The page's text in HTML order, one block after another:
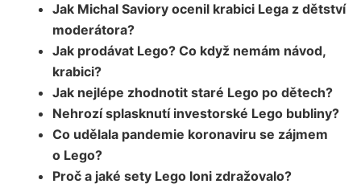
Jak Michal Saviory ocenil krabici Lega z dětství
moderátora?
Jak prodávat Lego? Co když nemám návod,
krabici?
Jak nejlépe zhodnotit staré Lego po dětech?
Nehrozí splasknutí investorské Lego bubliny?
Co udělala pandemie koronaviru se zájmem
o Lego?
Proč a jaké sety Lego loni zdražovalo?